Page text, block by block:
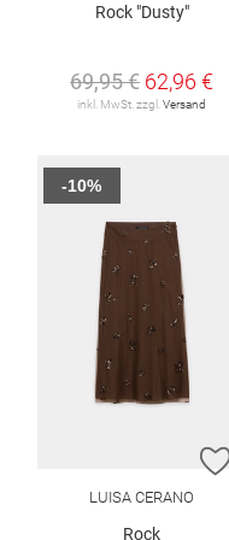
Rock "Dusty"
69,95 € 62,96 €
inkl. MwSt. zzgl. Versand
LUISA CERANO
Rock
-10%